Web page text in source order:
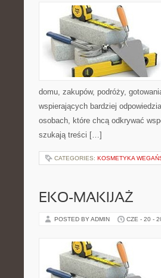
domu, zakupów, podróży,
wspierających bardziej
osobach, które chcą odkrywać
szukają treści […]
CATEGORIES: KOSMETYKA
EKO-MAKIJAŻ
POSTED BY ADMIN CZE - 20 -